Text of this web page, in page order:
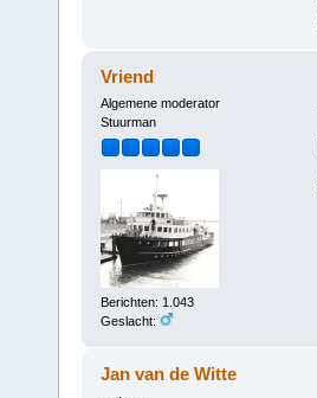
Vriend
Algemene moderator
Stuurman
Berichten: 1.043
Geslacht:
Jan van de Witte